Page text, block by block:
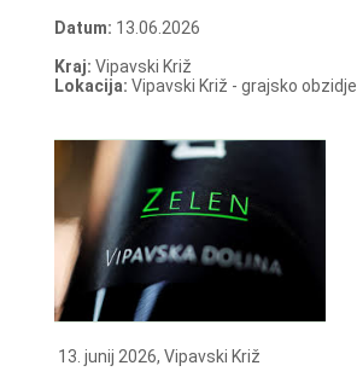
Datum: 13.06.2026
Kraj: Vipavski Križ
Lokacija: Vipavski Križ - grajsko obzidje
13. junij 2026, Vipavski Križ